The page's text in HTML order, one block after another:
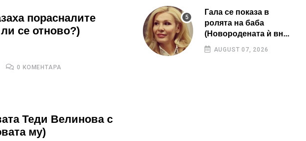
порасналите
се отново?)
0 КОМЕНТАРА
Теди Велинова с
му)
Гала се показа в
ролята на баба
(Новородената ѝ вн...
AUGUST 07, 2026